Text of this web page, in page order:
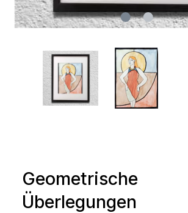
Geometrische
Überlegungen